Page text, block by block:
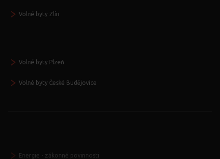
Volné byty Zlín
Volné byty Plzeň
Volné byty České Budějovice
Energie - zákonné povinnosti